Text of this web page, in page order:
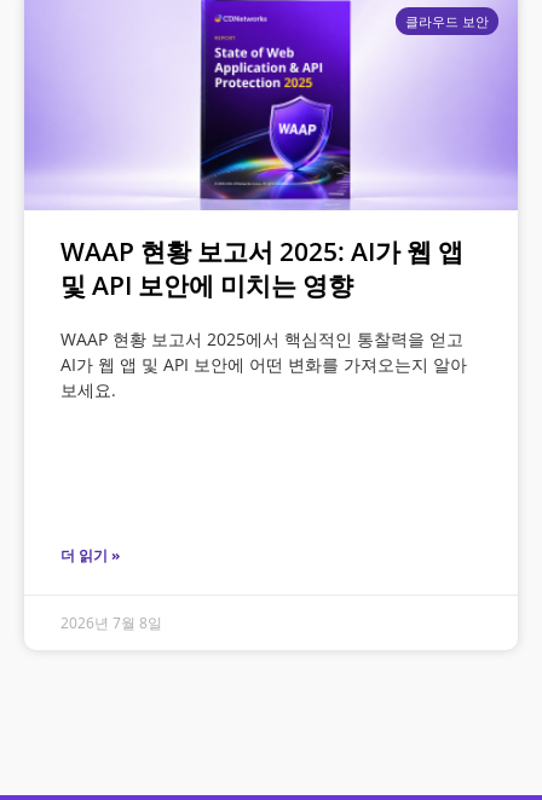
클라우드 보안
WAAP 현황 보고서 2025: AI가 웹 앱
및 API 보안에 미치는 영향
WAAP 현황 보고서 2025에서 핵심적인 통찰력을 얻고
AI가 웹 앱 및 API 보안에 어떤 변화를 가져오는지 알아
보세요.
더 읽기 »
2026년 7월 8일